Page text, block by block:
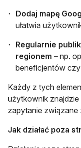
Dodaj mapę
ułatwia
Regularnie
regionem – np.
beneficjentów
Każdy z tych
użytkownik
zapytanie związane
Jak działać poza